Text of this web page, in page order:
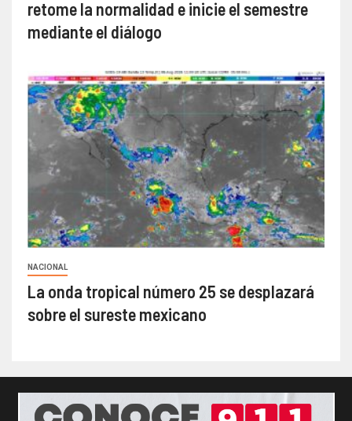
retome la normalidad e inicie el semestre
mediante el diálogo
NACIONAL
La onda tropical número 25 se desplazará
sobre el sureste mexicano